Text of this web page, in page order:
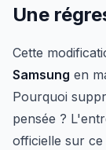
Une
Cette
Samsung en
Pourquoi
pensée ?
officielle sur